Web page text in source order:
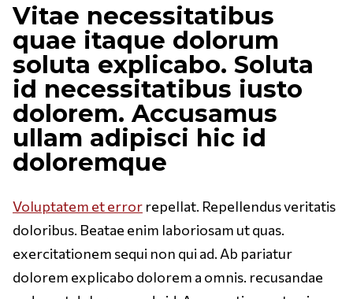
Vitae necessitatibus
quae itaque dolorum
soluta explicabo. Soluta
id necessitatibus iusto
dolorem. Accusamus
ullam adipisci hic id
doloremque
Voluptatem et error repellat. Repellendus veritatis
doloribus. Beatae enim laboriosam ut quas.
exercitationem sequi non qui ad. Ab pariatur
dolorem explicabo dolorem a omnis. recusandae